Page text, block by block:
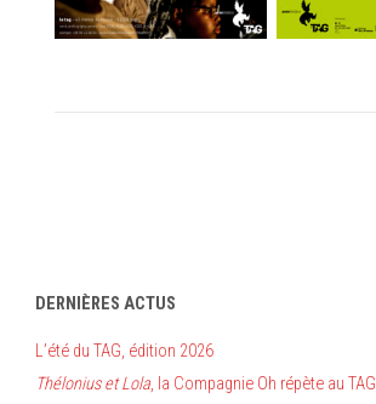
DERNIÈRES ACTUS
L’été du TAG, édition 2026
Thélonius et Lola, la Compagnie Oh répète au TAG